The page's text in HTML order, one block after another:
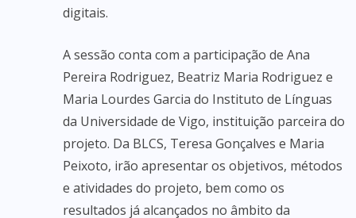
digitais.
A sessão conta com a participação de Ana
Pereira Rodriguez, Beatriz Maria Rodriguez e
Maria Lourdes Garcia do Instituto de Línguas
da Universidade de Vigo, instituição parceira do
projeto. Da BLCS, Teresa Gonçalves e Maria
Peixoto, irão apresentar os objetivos, métodos
e atividades do projeto, bem como os
resultados já alcançados no âmbito da